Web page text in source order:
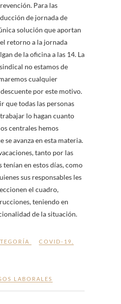
Para las
de jornada de
solución que aportan
retorno a la jornada
de la oficina a las 14. La
no estamos de
cualquier
por este motivo.
que todas las personas
lo hagan cuanto
centrales hemos
se avanza en esta materia.
tanto por las
tenían en estos días, como
sus responsables les
el cuadro,
teniendo en
de la situación.
COVID-19
LABORALES